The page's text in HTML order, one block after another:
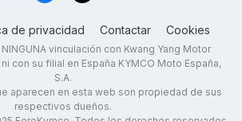
de privacidad Contactar Cookies
vinculación con Kwang Yang Motor
con su filial en España KYMCO Moto España,
S.A.
aparecen en esta web son propiedad de sus
respectivos dueños.